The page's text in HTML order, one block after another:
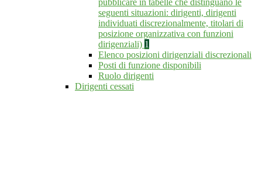
pubblicare in tabelle che distinguano le
seguenti situazioni: dirigenti, dirigenti
individuati discrezionalmente, titolari di
posizione organizzativa con funzioni
dirigenziali) 1
Elenco posizioni dirigenziali discrezionali
Posti di funzione disponibili
Ruolo dirigenti
Dirigenti cessati